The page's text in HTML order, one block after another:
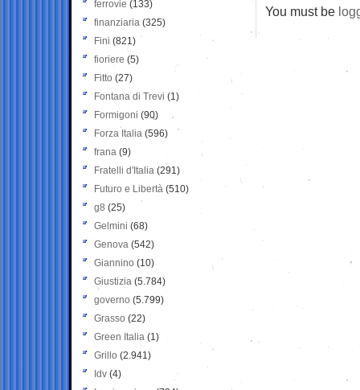
You must be
ferrovie (133)
finanziaria (325)
Fini (821)
fioriere (5)
Fitto (27)
Fontana di Trevi (1)
Formigoni (90)
Forza Italia (596)
frana (9)
Fratelli d'Italia (291)
Futuro e Libertà (510)
g8 (25)
Gelmini (68)
Genova (542)
Giannino (10)
Giustizia (5.784)
governo (5.799)
Grasso (22)
Green Italia (1)
Grillo (2.941)
Idv (4)